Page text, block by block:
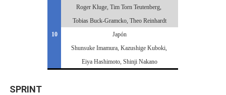
Roger Kluge, Tim Torn Teutenberg,
Tobias Buck-Gramcko, Theo Reinhardt
10
Japón
Shunsuke Imamura, Kazushige Kuboki,
Eiya Hashimoto, Shinji Nakano
SPRINT